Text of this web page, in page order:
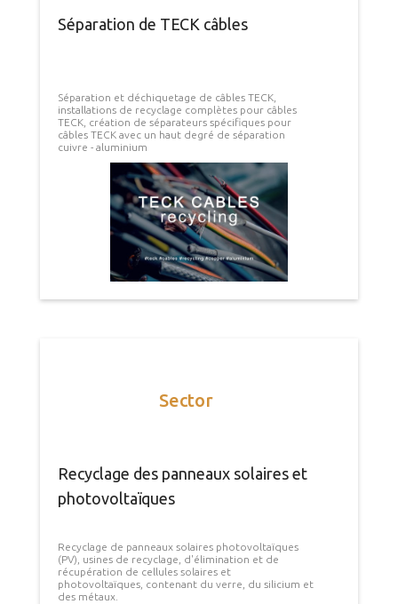
Séparation de TECK câbles
Séparation et déchiquetage de câbles TECK,
installations de recyclage complètes pour câbles
TECK, création de séparateurs spécifiques pour
câbles TECK avec un haut degré de séparation
cuivre - aluminium
Sector
Recyclage des panneaux solaires et
photovoltaïques
Recyclage de panneaux solaires photovoltaïques
(PV), usines de recyclage, d'élimination et de
récupération de cellules solaires et
photovoltaïques, contenant du verre, du silicium et
des métaux.